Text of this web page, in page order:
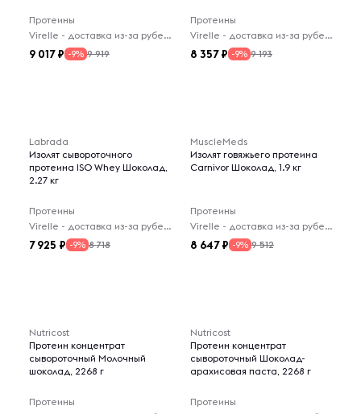
Протеины
Virelle - доставка из-за рубежа
9 017 -9% 9 919
Протеины
Virelle - доставка из-за рубежа
8 357 -9% 9 193
Labrada
Изолят сывороточного
протеина ISO Whey Шоколад,
2.27 кг
Протеины
Virelle - доставка из-за рубежа
7 925 -9% 8 718
MuscleMeds
Изолят говяжьего протеина
Carnivor Шоколад, 1.9 кг
Протеины
Virelle - доставка из-за рубежа
8 647 -9% 9 512
Nutricost
Протеин концентрат
сывороточный Молочный
шоколад, 2268 г
Протеины
Nutricost
Протеин концентрат
сывороточный Шоколад-
арахисовая паста, 2268 г
Протеины